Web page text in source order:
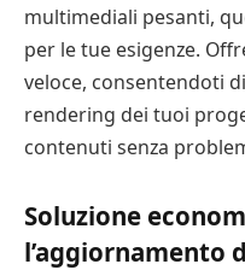
multimediali pesanti,
per le tue esigenze.
veloce, consentendoti
rendering dei tuoi
contenuti senza
Soluzione
l’aggiornamento